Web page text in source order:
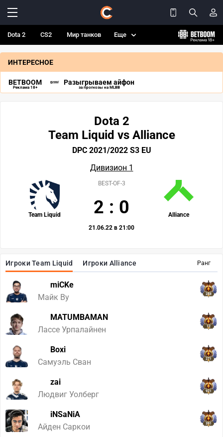
Dota 2 CS2 Мир танков Еще
ИНТЕРЕСНОЕ
BETBOOM
Реклама 18+
Разыгрываем айфон
за прогнозы на MLBB
Ранг
Игроки Team Liquid Игроки Alliance
miCKe
Майк Ву
288
MATUMBAMAN
Лассе Урпалайнен
12
Boxi
Самуэль Сван
271
zai
Людвиг Уолберг
921
iNSaNiA
Айден Саркои
391
Dota 2
Team Liquid vs Alliance
DPC 2021/2022 S3 EU
Дивизион 1
Team Liquid Alliance
BEST-OF-3
2 : 0
21.06.22 в 21:00